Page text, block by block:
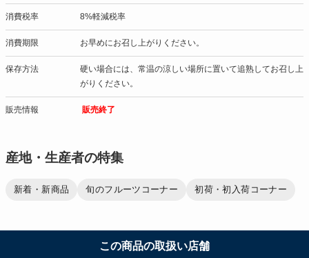
消費税率 8%軽減税率
消費期限 お早めにお召し上がりください。
保存方法
硬い場合には、常温の涼しい場所に置いて追熟してお召し上
がりください。
販売情報 販売終了
産地・生産者の特集
新着・新商品 旬のフルーツコーナー 初荷・初入荷コーナー
この商品の取扱い店舗